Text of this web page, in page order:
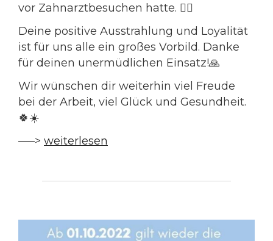
vor Zahnarztbesuchen hatte. 🙅‍♀️
Deine positive Ausstrahlung und Loyalität
ist für uns alle ein großes Vorbild. Danke
für deinen unermüdlichen Einsatz!🙏
Wir wünschen dir weiterhin viel Freude
bei der Arbeit, viel Glück und Gesundheit.
🍀☀️
—–> weiterlesen